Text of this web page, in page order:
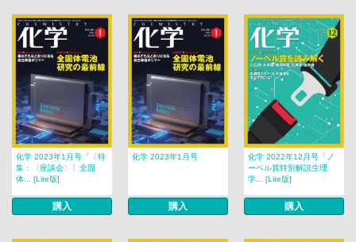
化学 2023年1月号「〔特
集：〈座談会〉〕全固
体... [Lite版]
購入
化学 2023年1月号
購入
化学 2022年12月号「ノ
ーベル賞特別解説生理
学... [Lite版]
購入